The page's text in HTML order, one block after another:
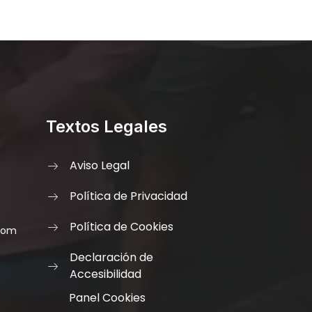
Textos Legales
Aviso Legal
Política de Privacidad
Política de Cookies
Declaración de
Accesibilidad
Panel Cookies